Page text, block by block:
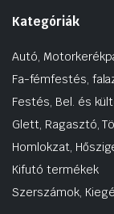
Kategóriák
Autó,
Fa-fémfestés,
Festés, Bel. és
Glett, Ragasztó,
Homlokzat,
Kifutó termékek
Szerszámok,